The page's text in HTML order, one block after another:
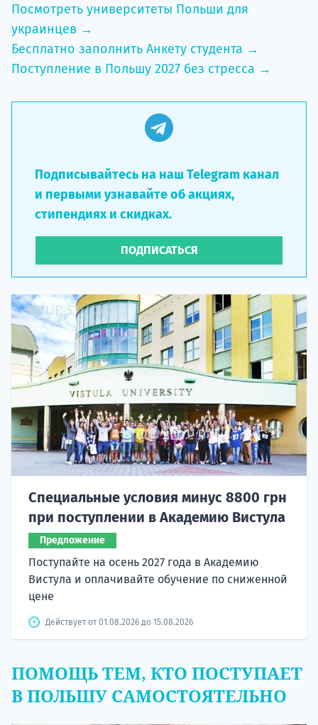
Посмотреть университеты Польши для
украинцев →
Бесплатно заполнить Анкету студента →
Поступление в Польшу 2027 без стресса →
Подписывайтесь на наш Telegram канал
и первыми узнавайте об акциях,
стипендиях и скидках.
ПОДПИСАТЬСЯ
Специальные условия минус 8800 грн
при поступлении в Академию Вистула
Предложение
Поступайте на осень 2027 года в Академию
Вистула и оплачивайте обучение по сниженной
цене
Действует от 01.08.2026 до 15.08.2026
ПОМОЩЬ ТЕМ, КТО ПОСТУПАЕТ
В ПОЛЬШУ САМОСТОЯТЕЛЬНО